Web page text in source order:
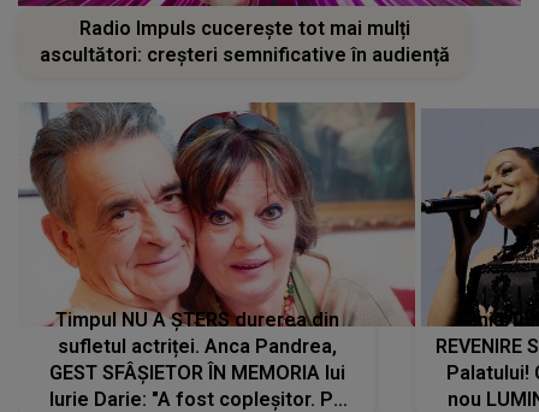
Radio Impuls cucerește tot mai mulți
ascultători: creșteri semnificative în audiență
Timpul NU A ȘTERS durerea din
sufletul actriței. Anca Pandrea,
GEST SFÂȘIETOR ÎN MEMORIA lui
Iurie Darie: "A fost copleșitor. Pe
Tania
REVENIRE
Palatului!
nou